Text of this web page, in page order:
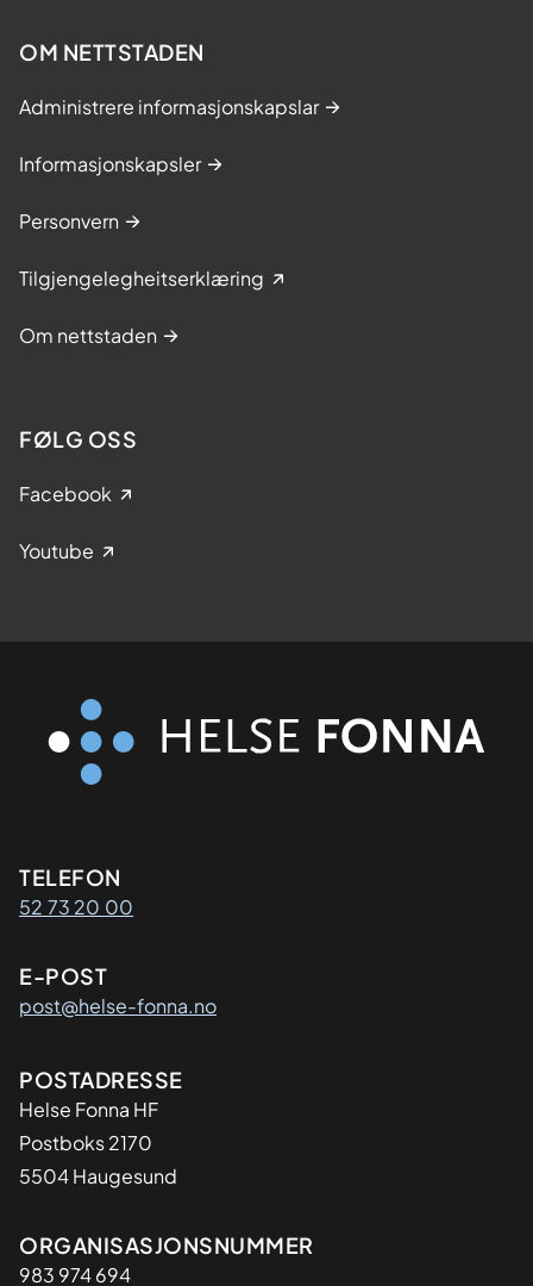
OM NETTSTADEN
Administrere informasjonskapslar
Informasjonskapsler
Personvern
Tilgjengelegheitserklæring
Om nettstaden
FØLG OSS
Facebook
Youtube
Kontaktinformasjon
TELEFON
52 73 20 00
E-POST
post@helse-fonna.no
Adresse
POSTADRESSE
​Helse Fonna HF
Postboks 2170
5504 Haugesund
Organisasjon
ORGANISASJONSNUMMER
983 974 694